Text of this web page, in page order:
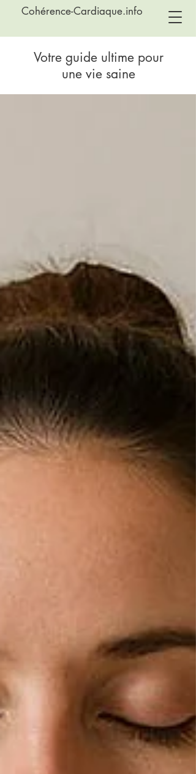
Cohérence-Cardiaque.info
Votre guide ultime pour
une vie saine